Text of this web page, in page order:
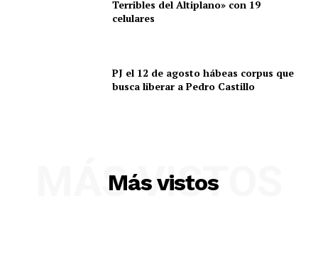
Terribles del Altiplano» con 19
celulares
PJ el 12 de agosto hábeas corpus que
busca liberar a Pedro Castillo
Más vistos
MÁS VISTOS